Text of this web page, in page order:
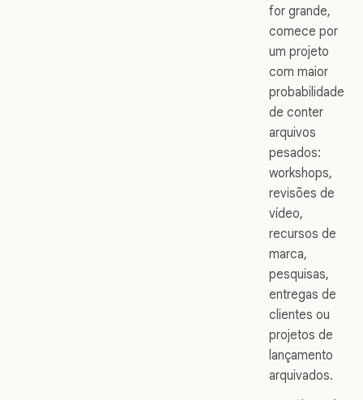
for grande,
comece por
um projeto
com maior
probabilidade
de conter
arquivos
pesados:
workshops,
revisões de
vídeo,
recursos de
marca,
pesquisas,
entregas de
clientes ou
projetos de
lançamento
arquivados.